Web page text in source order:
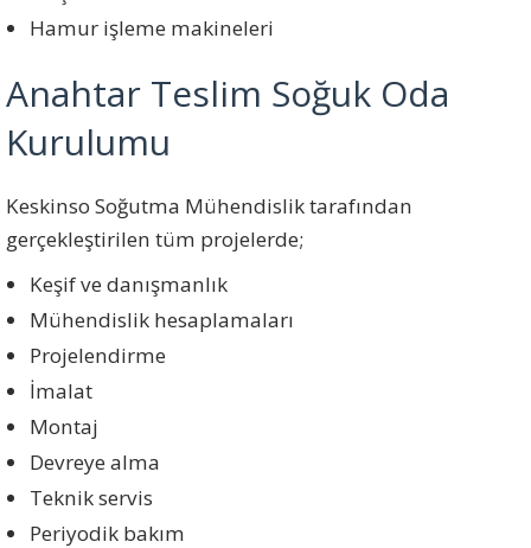
Hamur işleme makineleri
Anahtar Teslim Soğuk Oda
Kurulumu
Keskinso Soğutma Mühendislik tarafından
gerçekleştirilen tüm projelerde;
Keşif ve danışmanlık
Mühendislik hesaplamaları
Projelendirme
İmalat
Montaj
Devreye alma
Teknik servis
Periyodik bakım